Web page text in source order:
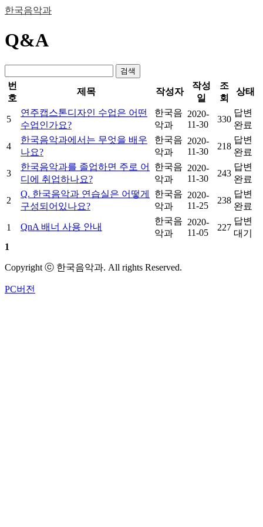
한국음악과
Q&A
검색
번
호
제목 작성자
작성
일
조
회
상태
5
연주캡스톤디자인 수업은 어떤
수업인가요?
한국음
악과
2020-
11-30
330
답변
완료
4
한국음악과에서는 무엇을 배우
나요?
한국음
악과
2020-
11-30
218
답변
완료
3
한국음악과를 졸업하면 주로 어
디에 취업하나요?
한국음
악과
2020-
11-30
243
답변
완료
2
Q. 한국음악과 연습실은 어떻게
구성되어있나요?
한국음
악과
2020-
11-25
238
답변
완료
1 QnA 배너 사용 안내
한국음
악과
2020-
11-05
227
답변
대기
1
Copyright ⓒ 한국음악과. All rights Reserved.
PC버전